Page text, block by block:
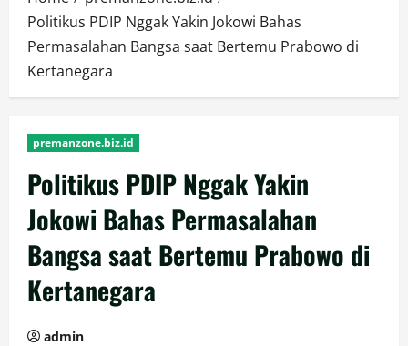
Politikus PDIP Nggak Yakin Jokowi Bahas
Permasalahan Bangsa saat Bertemu Prabowo di
Kertanegara
premanzone.biz.id
Politikus PDIP Nggak Yakin
Jokowi Bahas Permasalahan
Bangsa saat Bertemu Prabowo di
Kertanegara
admin